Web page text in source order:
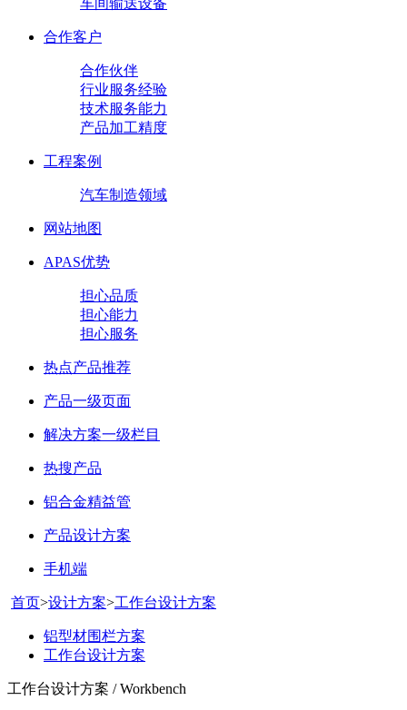
合作客户
合作伙伴
行业服务经验
技术服务能力
产品加工精度
工程案例
汽车制造领域
网站地图
APAS优势
担心品质
担心能力
担心服务
热点产品推荐
产品一级页面
解决方案一级栏目
热搜产品
铝合金精益管
产品设计方案
手机端
首页>设计方案>工作台设计方案
铝型材围栏方案
工作台设计方案
工作台设计方案 / Workbench